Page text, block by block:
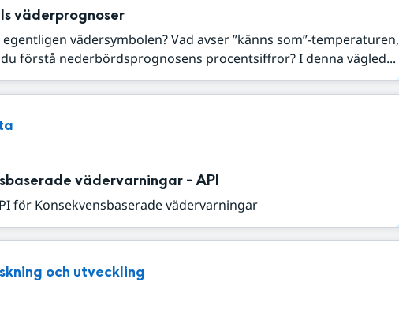
väderprognoser
vädersymbolen? Vad avser ”känns som”-temperaturen,
förstå nederbördsprognosens procentsiffror? I denna vägled...
vädervarningar - API
för Konsekvensbaserade vädervarningar
och utveckling